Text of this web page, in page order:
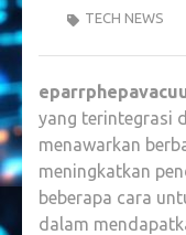
TECH NEWS
yang terintegrasi
menawarkan
meningkatkan
beberapa cara
dalam